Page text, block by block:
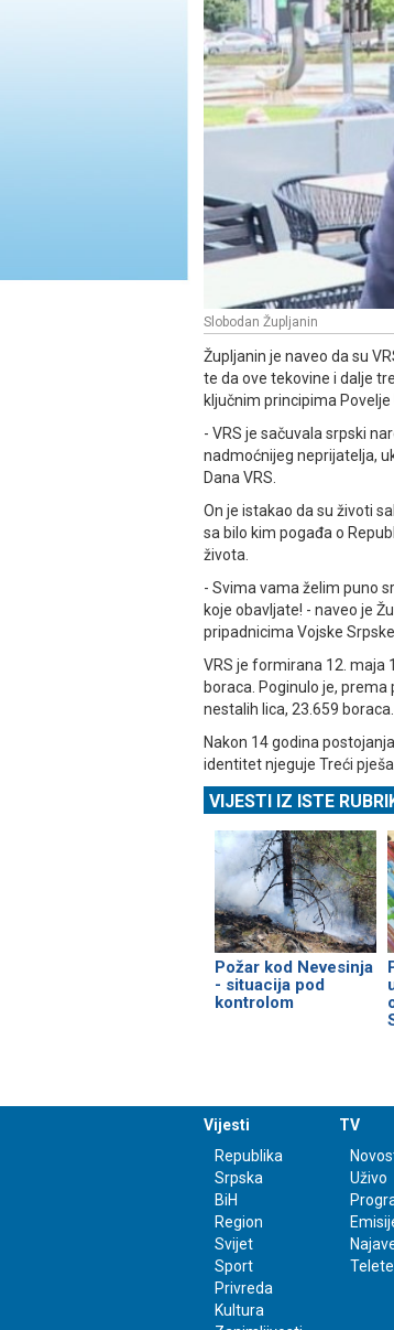
Slobodan Župljanin
Župljanin je naveo da su
te da ove tekovine i dalje
ključnim principima
- VRS je sačuvala srpski
nadmoćnijeg neprijatelja,
Dana VRS.
On je istakao da su životi
sa bilo kim pogađa o
života.
- Svima vama želim puno
koje obavljate! - naveo je
pripadnicima Vojske
VRS je formirana 12. maja
boraca. Poginulo je,
nestalih lica, 23.659 boraca.
Nakon 14 godina
identitet njeguje Treći
VIJESTI IZ ISTE
Požar kod Nevesinja
- situacija pod
kontrolom
Vijesti
Republika
Srpska
BiH
Region
Svijet
Sport
Privreda
Kultura
TV
Uživo